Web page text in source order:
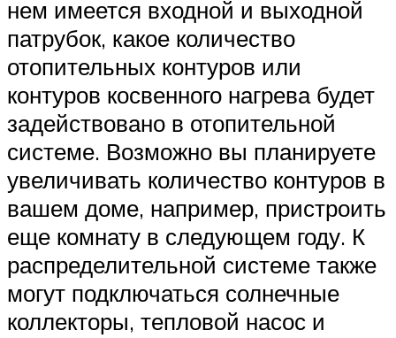
нем имеется входной и выходной
патрубок, какое количество
отопительных контуров или
контуров косвенного нагрева будет
задействовано в отопительной
системе. Возможно вы планируете
увеличивать количество контуров в
вашем доме, например, пристроить
еще комнату в следующем году. К
распределительной системе также
могут подключаться солнечные
коллекторы, тепловой насос и